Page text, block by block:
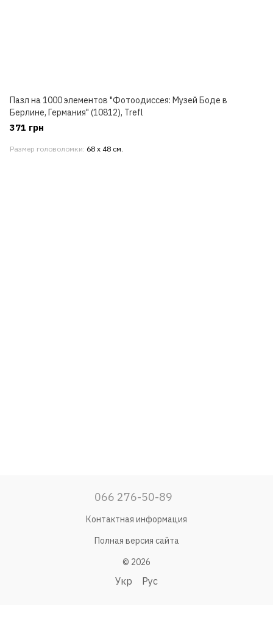
Пазл на 1000 элементов "Фотоодиссея: Музей Боде в
Берлине, Германия" (10812), Trefl
371 грн
Размер головоломки 68 х 48 см.
066 276-50-89
Контактная информация
Полная версия сайта
© 2026
Укр Рус